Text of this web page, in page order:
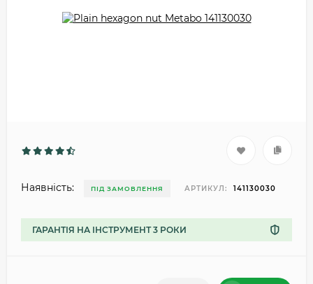
Наявність: ПІД ЗАМОВЛЕННЯ АРТИКУЛ: 141130030
ГАРАНТІЯ НА ІНСТРУМЕНТ 3 РОКИ